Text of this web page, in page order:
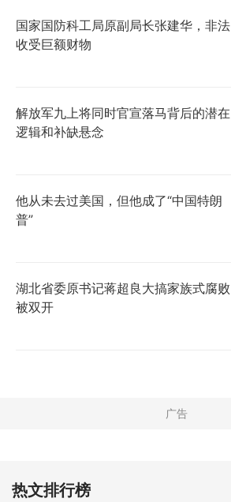
国家国防科工局原副局长张建华，非法
收受巨额财物
解放军九上将同时官宣落马背后的潜在
逻辑和补缺悬念
他从未去过美国，但他成了“中国特朗
普”
湖北省委原书记蒋超良大搞家族式腐败
被双开
热文排行榜